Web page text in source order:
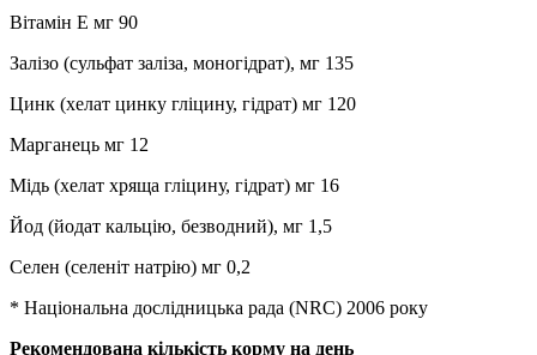
Вітамін Е мг 90
Залізо (сульфат заліза, моногідрат), мг 135
Цинк (хелат цинку гліцину, гідрат) мг 120
Марганець мг 12
Мідь (хелат хряща гліцину, гідрат) мг 16
Йод (йодат кальцію, безводний), мг 1,5
Селен (селеніт натрію) мг 0,2
* Національна дослідницька рада (NRC) 2006 року
Рекомендована кількість корму на день